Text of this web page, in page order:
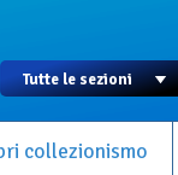
collezionismo